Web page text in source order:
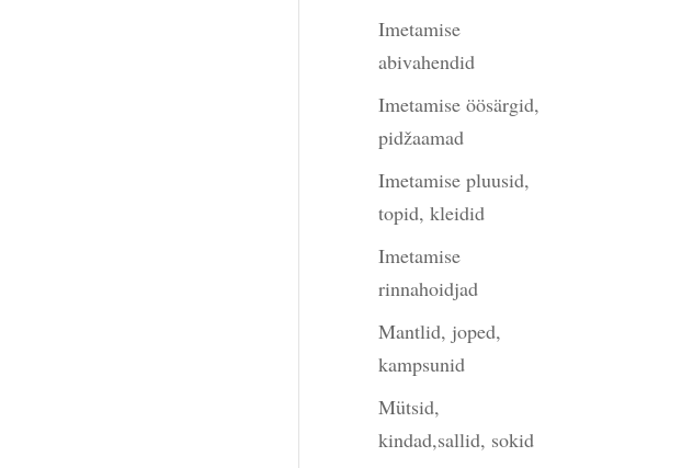
Imetamise
abivahendid
Imetamise öösärgid,
pidžaamad
Imetamise pluusid,
topid, kleidid
Imetamise
rinnahoidjad
Mantlid, joped,
kampsunid
Mütsid,
kindad,sallid, sokid